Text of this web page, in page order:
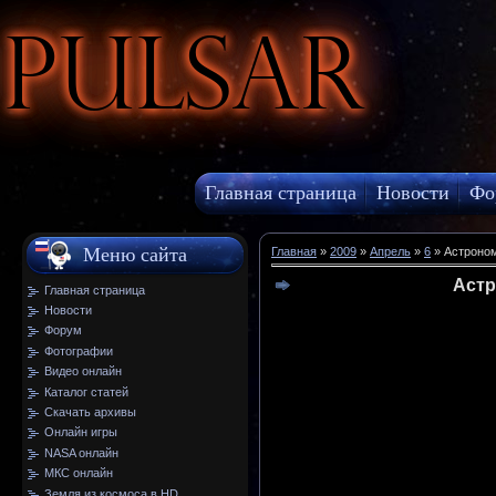
Pulsar
Главная страница Новости
МКС онлайн
Меню сайта
Главная страница
Новости
Форум
Фотографии
Видео онлайн
Каталог статей
Скачать архивы
Онлайн игры
NASA онлайн
МКС онлайн
Земля из космоса в HD
Главная » 2009 » Апрель » 6 »